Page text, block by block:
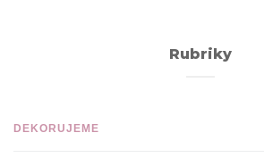
Rubriky
DEKORUJEME